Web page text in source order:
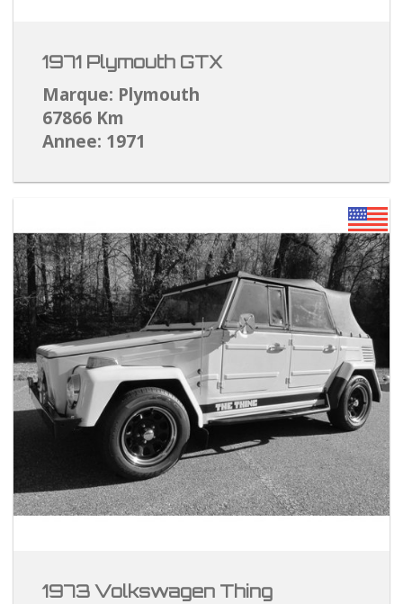
1971 Plymouth GTX
Marque: Plymouth
67866 Km
Annee: 1971
1973 Volkswagen Thing